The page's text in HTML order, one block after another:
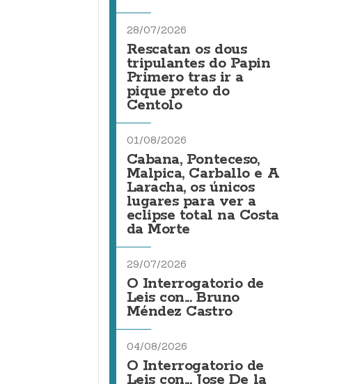
28/07/2026
Rescatan os dous
tripulantes do Papin
Primero tras ir a
pique preto do
Centolo
01/08/2026
Cabana, Ponteceso,
Malpica, Carballo e A
Laracha, os únicos
lugares para ver a
eclipse total na Costa
da Morte
29/07/2026
O Interrogatorio de
Leis con... Bruno
Méndez Castro
04/08/2026
O Interrogatorio de
Leis con... Jose De la